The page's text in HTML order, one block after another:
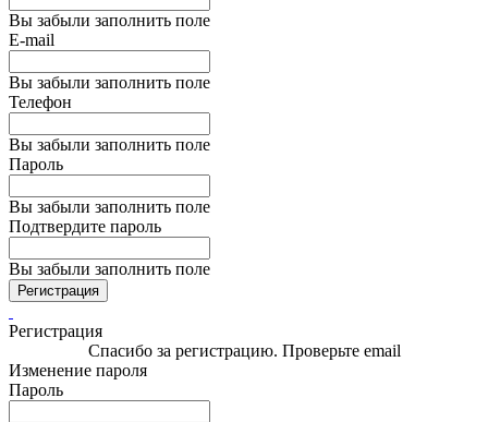
Вы забыли заполнить поле
E-mail
Вы забыли заполнить поле
Телефон
Вы забыли заполнить поле
Пароль
Вы забыли заполнить поле
Подтвердите пароль
Вы забыли заполнить поле
Регистрация
Регистрация
Спасибо за регистрацию. Проверьте email
Изменение пароля
Пароль